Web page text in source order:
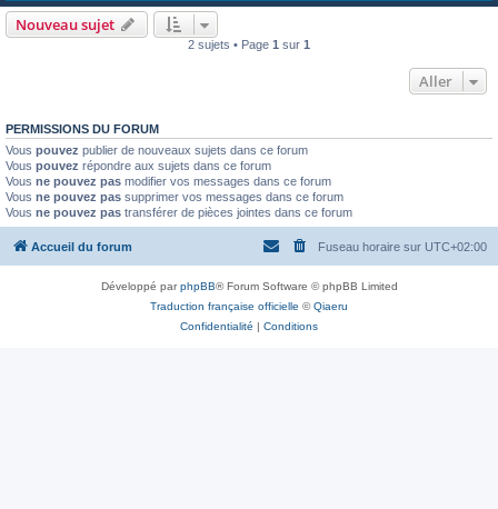
Nouveau sujet
2 sujets • Page 1 sur 1
Aller
PERMISSIONS DU FORUM
Vous pouvez publier de nouveaux sujets dans ce forum
Vous pouvez répondre aux sujets dans ce forum
Vous ne pouvez pas modifier vos messages dans ce forum
Vous ne pouvez pas supprimer vos messages dans ce forum
Vous ne pouvez pas transférer de pièces jointes dans ce forum
Accueil du forum Fuseau horaire sur UTC+02:00
Développé parphpBB® Forum Software © phpBB Limited
Traduction française officielle ©Qiaeru
Confidentialité | Conditions